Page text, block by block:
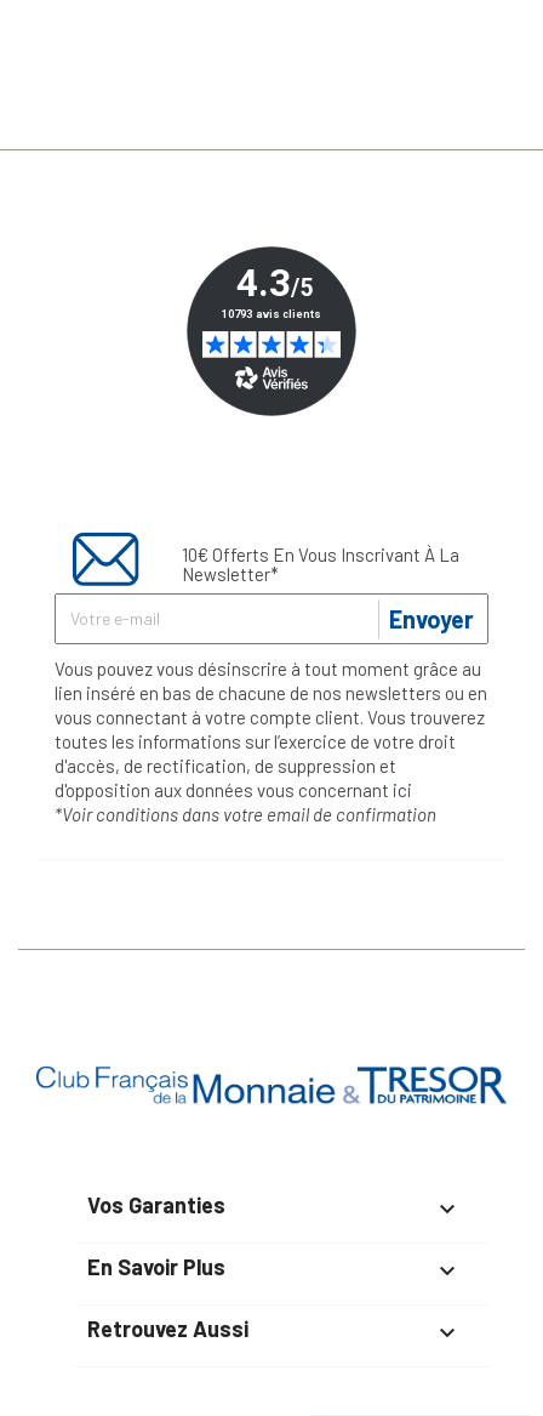
10€ Offerts En Vous Inscrivant À La
Newsletter*
Envoyer
Vous pouvez vous désinscrire à tout moment grâce au
lien inséré en bas de chacune de nos newsletters ou en
vous connectant à votre compte client. Vous trouverez
toutes les informations sur l’exercice de votre droit
d'accès, de rectification, de suppression et
d'opposition aux données vous concernant ici
*Voir conditions dans votre email de confirmation
Vos Garanties 
En Savoir Plus 
Retrouvez Aussi 